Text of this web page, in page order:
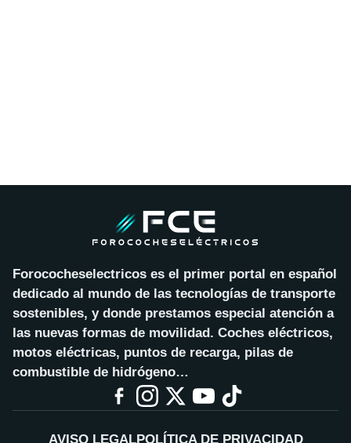
Forococheselectricos es el primer portal en español
dedicado al mundo de las tecnologías de transporte
sostenibles, y donde prestamos especial atención a
las nuevas formas de movilidad. Coches eléctricos,
motos eléctricas, puntos de recarga, pilas de
combustible de hidrógeno…
AVISO LEGALPOLÍTICA DE PRIVACIDAD